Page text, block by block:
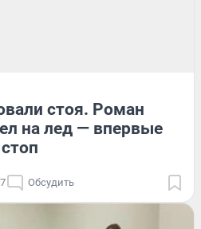
стоя. Роман
на лед — впервые
Обсудить